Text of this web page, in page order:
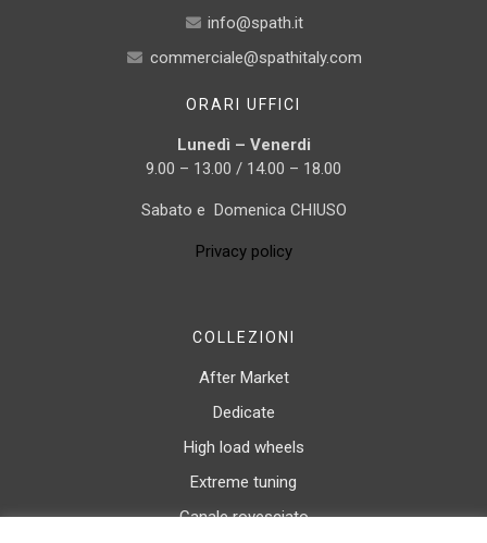
info@spath.it
commerciale@spathitaly.com
ORARI UFFICI
Lunedì – Venerdi
9.00 – 13.00 / 14.00 – 18.00
Sabato e Domenica CHIUSO
Privacy policy
COLLEZIONI
After Market
Dedicate
High load wheels
Extreme tuning
Canale rovesciato